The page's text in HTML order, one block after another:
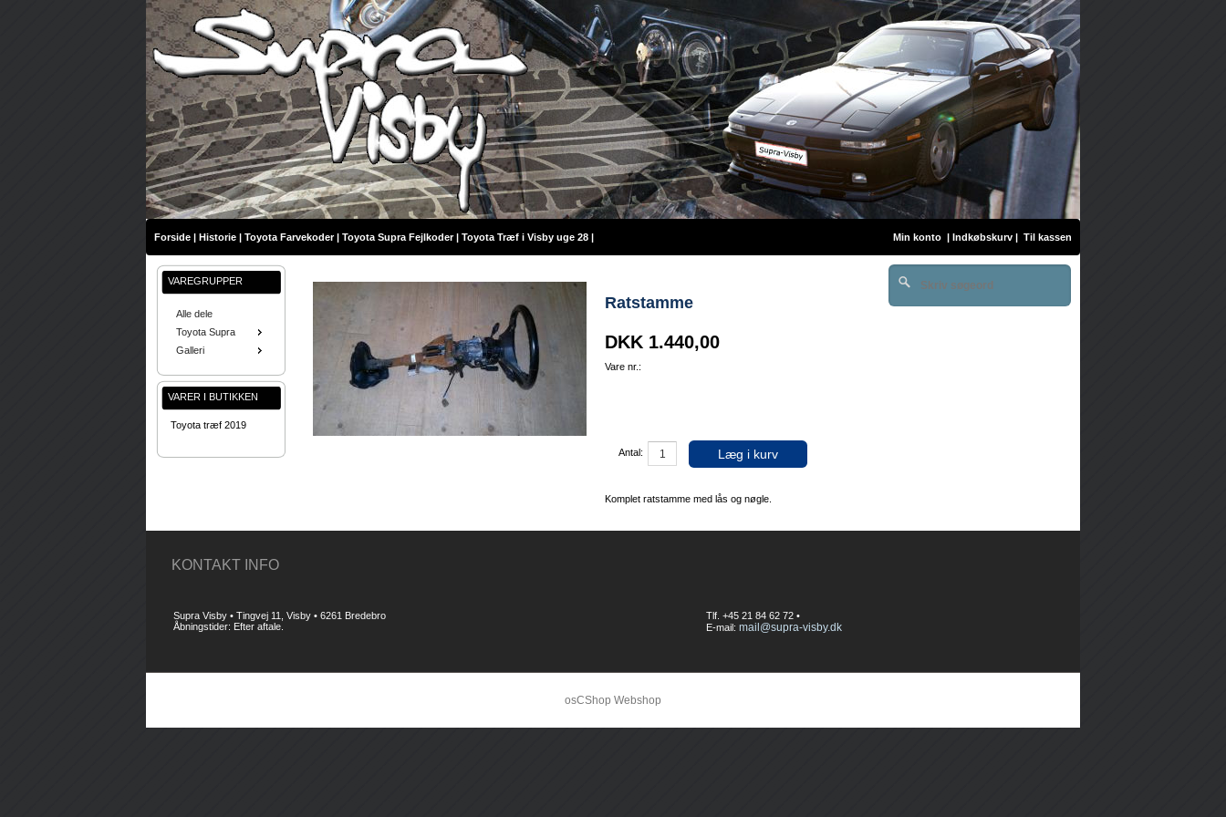
Forside | Historie | Toyota Farvekoder| Toyota Supra Fejlkoder| Toyota Træf i Visby uge 28 | Min konto | Indkøbskurv | Til kassen
VAREGRUPPER
Alle dele
Toyota Supra
Galleri
VARER I BUTIKKEN
Toyota træf 2019
Ratstamme
DKK 1.440,00
Vare nr.:
Antal: Læg i kurv
Komplet ratstamme med lås og nøgle.
KONTAKT INFO
Supra Visby • Tingvej 11, Visby • 6261 Bredebro
Åbningstider: Efter aftale.
Tlf. +45 21 84 62 72 •
E-mail: mail@supra-visby.dk
osCShop Webshop